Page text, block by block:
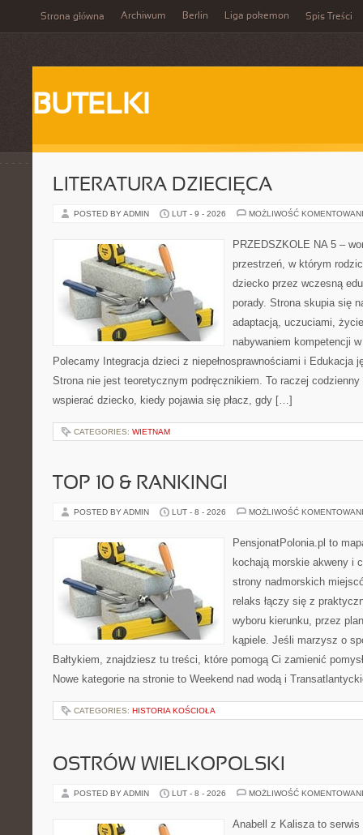
Strona główna Archiwum Berlin Liga pokemon Spis Treści
BUTELKI
LITERATURA DZIECIĘCA
POSTED BY ADMIN LUT - 9 - 2026 MOŻLIWOŚĆ
PRZEDSZKOLE NA 5 –
przestrzeń, w którym
dziecko przez wczesną
porady. Strona skupia się
adaptacją, uczuciami,
nabywaniem kompetencji
Polecamy Integracja dzieci z niepełnosprawnościami i Edukacja
Strona nie jest teoretycznym podręcznikiem. To raczej
wspierać dziecko, kiedy pojawia się płacz, gdy […]
CATEGORIES: WIETNAM
TOP 10 & RANKINGI
POSTED BY ADMIN LUT - 8 - 2026 MOŻLIWOŚĆ
PensjonatPolonia.pl to
kochają morskie akweny i
strony nadmorskich
relaks łączy się z
wyboru kierunku, przez
kąpiele. Jeśli marzysz o
Bałtykiem, znajdziesz tu treści, które pomogą Ci zamienić
Nowe kategorie na stronie to Weekend nad wodą i
CATEGORIES: HISTORIA KOŚCIOŁA
OSTRÓW WIELKOPOLSKI
POSTED BY ADMIN LUT - 8 - 2026 MOŻLIWOŚĆ
Anabell z Kalisza to